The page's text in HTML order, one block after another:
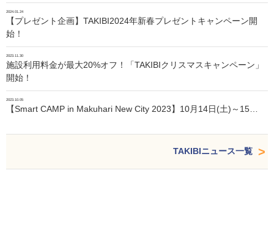
2024.01.24
【プレゼント企画】TAKIBI2024年新春プレゼントキャンペーン開
始！
2023.11.30
施設利用料金が最大20%オフ！「TAKIBIクリスマスキャンペーン」
開始！
2023.10.05
【Smart CAMP in Makuhari New City 2023】10月14日(土)～15…
TAKIBIニュース一覧